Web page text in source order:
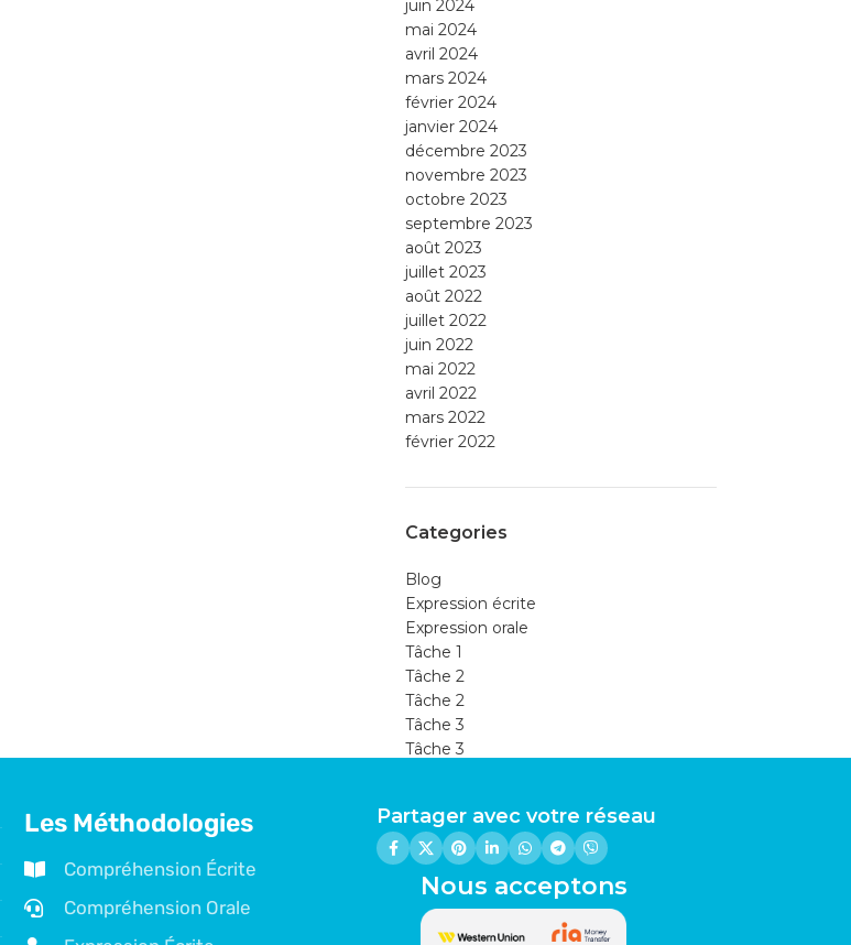
juin 2024
mai 2024
avril 2024
mars 2024
février 2024
janvier 2024
décembre 2023
novembre 2023
octobre 2023
septembre 2023
août 2023
juillet 2023
août 2022
juillet 2022
juin 2022
mai 2022
avril 2022
mars 2022
février 2022
Categories
Blog
Expression écrite
Expression orale
Tâche 1
Tâche 2
Tâche 2
Tâche 3
Tâche 3
Les Méthodologies
Compréhension Écrite
Compréhension Orale
Partager avec votre réseau
Nous acceptons